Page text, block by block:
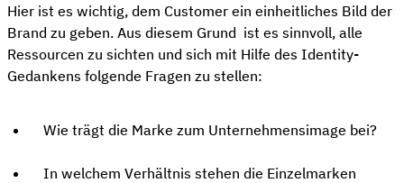
Hier ist es wichtig, dem Customer ein einheitliches Bild der
Brand zu geben. Aus diesem Grund ist es sinnvoll, alle
Ressourcen zu sichten und sich mit Hilfe des Identity-
Gedankens folgende Fragen zu stellen:
Wie trägt die Marke zum Unternehmensimage bei?
In welchem Verhältnis stehen die Einzelmarken